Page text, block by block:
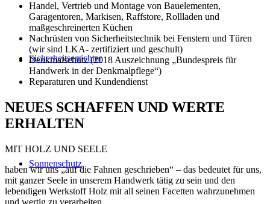
Sicherheitserrichter
Sonnenschutz
Handel, Vertrieb und Montage von Bauelementen,
Garagentoren, Markisen, Raffstore, Rollladen und
maßgeschreinerten Küchen
Nachrüsten von Sicherheitstechnik bei Fenstern und Türen
(wir sind LKA- zertifiziert und geschult)
Denkmalschutz (2018 Auszeichnung „Bundespreis für
Handwerk in der Denkmalpflege“)
Reparaturen und Kundendienst
NEUES SCHAFFEN UND WERTE
ERHALTEN
MIT HOLZ UND SEELE
haben wir uns „auf die Fahnen geschrieben“ – das bedeutet für uns,
mit ganzer Seele in unserem Handwerk tätig zu sein und den
lebendigen Werkstoff Holz mit all seinen Facetten wahrzunehmen